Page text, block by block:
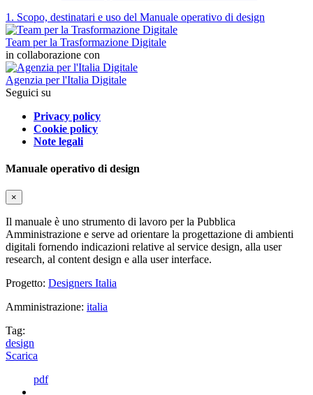
1. Scopo, destinatari e uso del Manuale operativo di design
Team per la Trasformazione Digitale
in collaborazione con
Agenzia per l'Italia Digitale
Seguici su
Privacy policy
Cookie policy
Note legali
Manuale operativo di design
×
Il manuale è uno strumento di lavoro per la Pubblica
Amministrazione e serve ad orientare la progettazione di ambienti
digitali fornendo indicazioni relative al service design, alla user
research, al content design e alla user interface.
Progetto: Designers Italia
Amministrazione: italia
Tag:
design
Scarica
pdf